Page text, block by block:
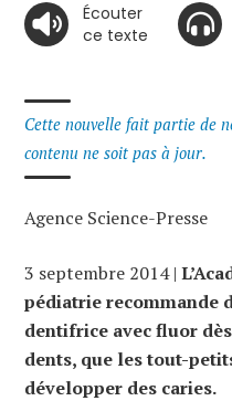
Écouter
ce texte
Cette nouvelle fait partie de
contenu ne soit pas à jour.
Agence Science-Presse
3 septembre 2014 |
pédiatrie recommande
dentifrice avec fluor
dents, que les tout-
développer des caries.